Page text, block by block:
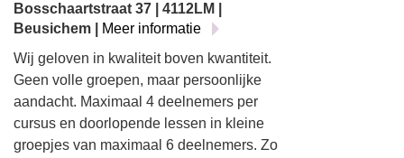
Bosschaartstraat 37 | 4112LM |
Beusichem |
Meer informatie
Wij geloven in kwaliteit boven kwantiteit.
Geen volle groepen, maar persoonlijke
aandacht. Maximaal 4 deelnemers per
cursus en doorlopende lessen in kleine
groepjes van maximaal 6 deelnemers. Zo